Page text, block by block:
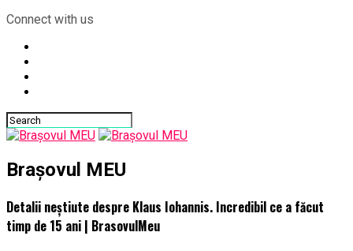
Connect with us
Brașovul MEU
Detalii neștiute despre Klaus Iohannis. Incredibil ce a făcut
timp de 15 ani | BrasovulMeu